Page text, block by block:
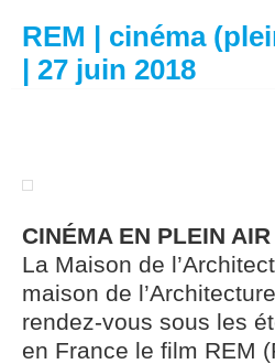
REM | cinéma
| 27 juin 2018
CINÉMA EN PLEIN AIR
La Maison de
maison de
rendez-vous sous les
en France le film REM